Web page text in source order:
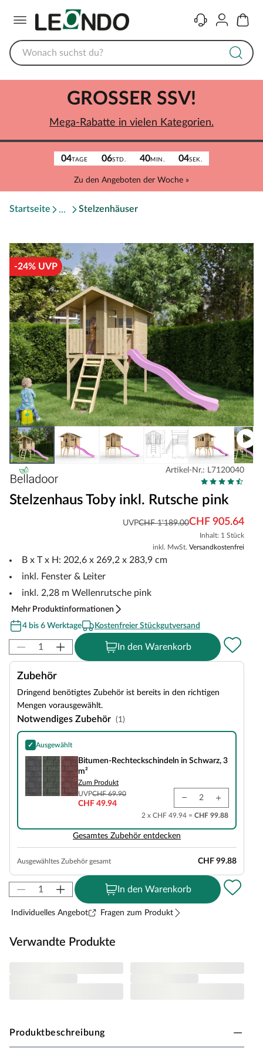
KontaktKonto
04TAGE 06STD. 40MIN. 04SEK.
Zu den Angeboten der Woche »
GROSSER SSV!
Mega-Rabatte in vielen Kategorien.
Startseite Stelzenhäuser
-24% UVP
Artikel-Nr.: L7120040
Stelzenhaus Toby inkl. Rutsche pink
UVPCHF 1'189.00CHF 905.64
Inhalt: 1 Stück
inkl. MwSt. Versandkostenfrei
B x T x H: 202,6 x 269,2 x 283,9 cm
inkl. Fenster & Leiter
inkl. 2,28 m Wellenrutsche pink
Mehr Produktinformationen
4 bis 6 Werktage
Kostenfreier Stückgutversand
In den Warenkorb
Zubehör
Dringend benötigtes Zubehör ist bereits in den richtigen
Mengen vorausgewählt.
Notwendiges Zubehör (1)
✓ Ausgewählt
Bitumen-Rechteckschindeln in Schwarz, 3 m²
Bitumen-Rechteckschindeln in Schwarz, 3
m²
Zum Produkt
UVPCHF 69.90
CHF 49.94
2 x CHF 49.94 = CHF 99.88
Gesamtes Zubehör entdecken
Ausgewähltes Zubehör gesamt CHF 99.88
In den Warenkorb
Individuelles Angebot Fragen zum Produkt
Verwandte Produkte
Produktbeschreibung